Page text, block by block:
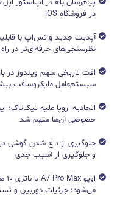
پیام‌رسان بله در اپ‌استور
در فروشگاه iOS
نظرسنجی‌های حرفه‌ای‌تر در
افت تاریخی سهم ویندوز در
سیستم‌عامل مایکروسافت
اتحادیه اروپا علیه
خصوصی آن‌ها متهم شد
جلوگیری از داغ شدن گوشی در
و جلوگیری از آسیب جدی
می‌شود؛ جزئیات دوربین و